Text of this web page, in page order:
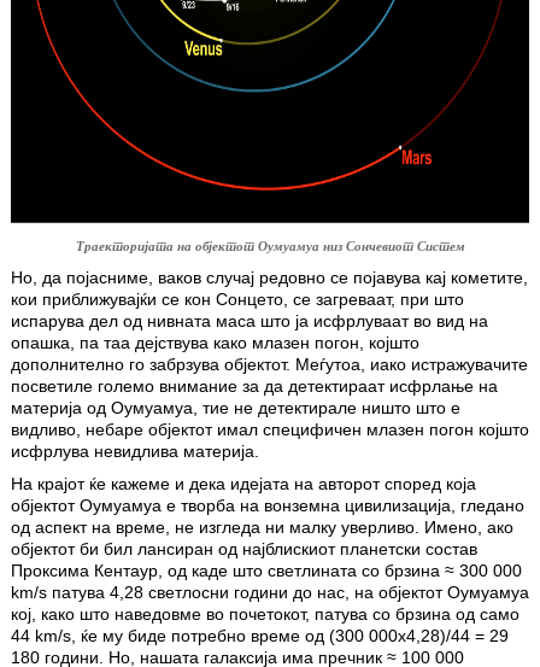
Траекторијата на објектот Оумуамуа низ Сончевиот Систем
Но, да појасниме, ваков случај редовно се појавува кај кометите,
кои приближувајќи се кон Сонцето, се загреваат, при што
испарува дел од нивната маса што ја исфрлуваат во вид на
опашка, па таа дејствува како млазен погон, којшто
дополнително го забрзува објектот. Меѓутоа, иако истражувачите
посветиле големо внимание за да детектираат исфрлање на
материја од Оумуамуа, тие не детектирале ништо што е
видливо, небаре објектот имал специфичен млазен погон којшто
исфрлува невидлива материја.
На крајот ќе кажеме и дека идејата на авторот според која
објектот Оумуамуа е творба на вонземна цивилизација, гледано
од аспект на време, не изгледа ни малку уверливо. Имено, ако
објектот би бил лансиран од најблискиот планетски состав
Проксима Кентаур, од каде што светлината со брзина ≈ 300 000
km/s патува 4,28 светлосни години до нас, на објектот Оумуамуа
кој, како што наведовме во почетокот, патува со брзина од само
44 km/s, ќе му биде потребно време од (300 000x4,28)/44 = 29
180 години. Но, нашата галаксија има пречник ≈ 100 000